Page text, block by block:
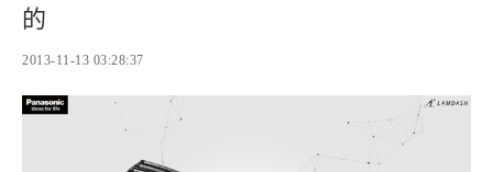
的
2013-11-13 03:28:37